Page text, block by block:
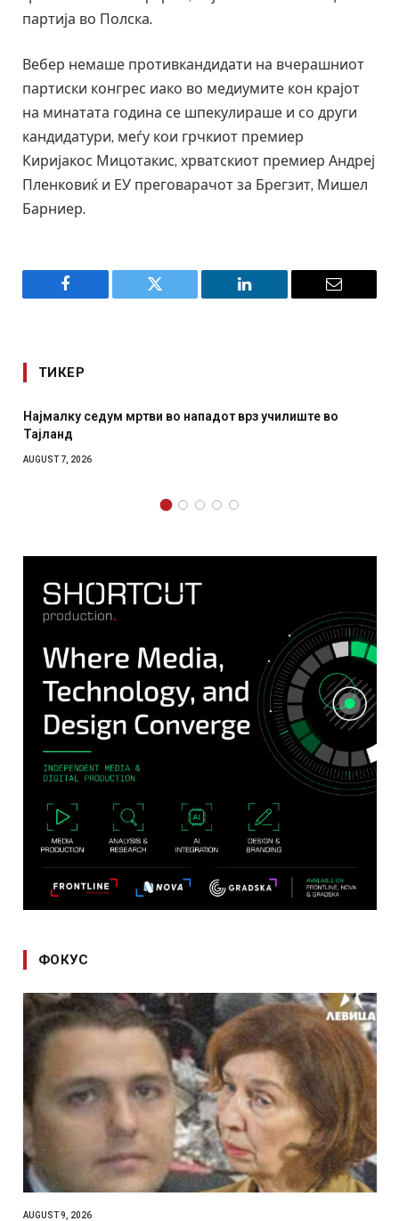
партија во Полска.
Вебер немаше противкандидати на вчерашниот
партиски конгрес иако во медиумите кон крајот
на минатата година се шпекулираше и со други
кандидатури, меѓу кои грчкиот премиер
Киријакос Мицотакис, хрватскиот премиер Андреј
Пленковиќ и ЕУ преговарачот за Брегзит, Мишел
Барниер.
Facebook Twitter LinkedIn Email
ТИКЕР
во нападот врз училиште во
СОЗИС: Украинците
ФОКУС
AUGUST 9, 2026